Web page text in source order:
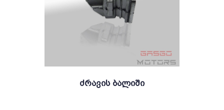
Ძრავის Ბალიში